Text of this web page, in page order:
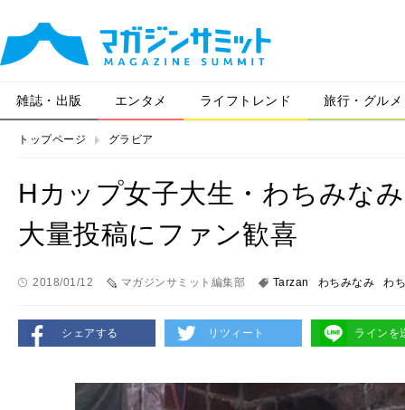
雑誌・出版 エンタメ ライフトレンド 旅行・グルメ
トップページ グラビア
Hカップ女子大生・わちみな
大量投稿にファン歓喜
2018/01/12 マガジンサミット編集部 Tarzan わちみなみ わ
シェアする リツィート ラインを